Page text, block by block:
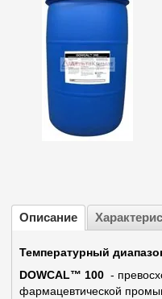
Описание
Температурный
DOWCAL™ 100-
фармацевтической